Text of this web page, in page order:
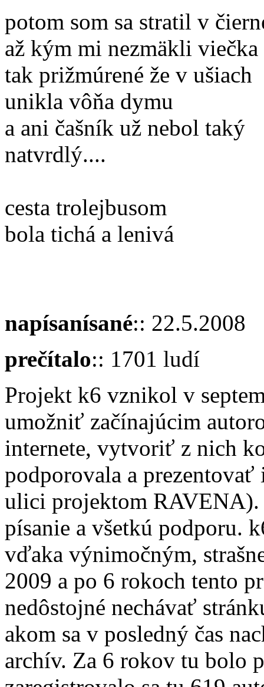
potom som sa stratil v
až kým mi nezmäkli viečka
tak prižmúrené že v ušiach
unikla vôňa dymu
a ani čašník už nebol taký
natvrdlý....
cesta trolejbusom
bola tichá a lenivá
napísanísané:: 22.5.2008
prečítalo:: 1701 ludí
Projekt k6 vznikol v
umožniť začínajúcim
internete, vytvoriť z nich
podporovala a
ulici projektom RAVENA).
písanie a všetkú podporu.
vďaka výnimočným,
2009 a po 6 rokoch tento
nedôstojné nechávať
akom sa v posledný čas
archív. Za 6 rokov tu bolo